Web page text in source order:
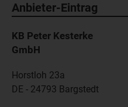
Anbieter-Eintrag
KB Peter Kesterke
GmbH
Horstloh 23a
DE - 24793 Bargstedt